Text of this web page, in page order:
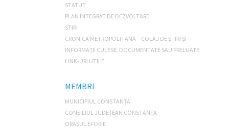
STATUT
PLAN INTEGRAT DE DEZVOLTARE
STIRI
CRONICA METROPOLITANĂ – COLAJ DE ȘTIRI ȘI
INFORMAȚII CULESE, DOCUMENTATE SAU PRELUATE
LINK-URI UTILE
MEMBRI
MUNICIPIUL CONSTANŢA
CONSILIUL JUDEŢEAN CONSTANŢA
ORAŞUL EFORIE